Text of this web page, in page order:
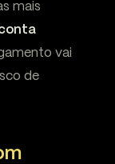
mais
vai
de